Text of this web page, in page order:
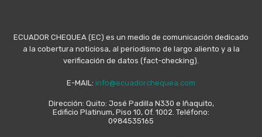
ECUADOR CHEQUEA (EC) es un medio de comunicación dedicado
a la cobertura noticiosa, al periodismo de largo aliento y a la
verificación de datos (fact-checking).
E-MAIL: info@ecuadorchequea.com
Dirección: Quito: José Padilla N330 e Iñaquito,
Edificio Platinum, Piso 10, Of. 1002. Teléfono:
0984535165